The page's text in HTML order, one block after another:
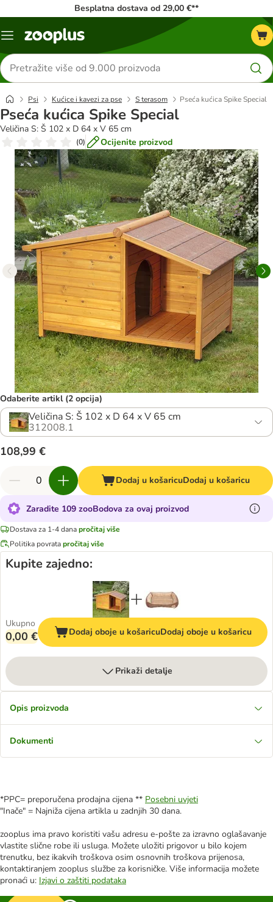
Besplatna dostava od 29,00 €**
Izbornik
Traži
proizvode
Psi Kućice i kavezi za pse S terasom Pseća kućica Spike Special
Pseća kućica Spike Special
Veličina S: Š 102 x D 64 x V 65 cm
(0) Ocijenite proizvod
Odaberite artikl (2 opcija)
Veličina S: Š 102 x D 64 x V 65 cm
312008.1
108,99 €
Dodaj u košaricuDodaj u košaricu
Zaradite 109 zooBodova za ovaj proizvod
Dostava za 1-4 danapročitaj više
Politika povratapročitaj više
Kupite zajedno:
Ukupno
0,00 € Dodaj oboje u košaricuDodaj oboje u košaricu
Prikaži detalje
Opis proizvoda
Dokumenti
*PPC= preporučena prodajna cijena ** Posebni uvjeti
"Inače" = Najniža cijena artikla u zadnjih 30 dana.
zooplus ima pravo koristiti vašu adresu e-pošte za izravno oglašavanje
vlastite slične robe ili usluga. Možete uložiti prigovor u bilo kojem
trenutku, bez ikakvih troškova osim osnovnih troškova prijenosa,
kontaktiranjem zooplus službe za korisničke. Više informacija možete
pronaći u: Izjavi o zaštiti podataka